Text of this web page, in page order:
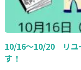
10/16～10/20 リユ
す！